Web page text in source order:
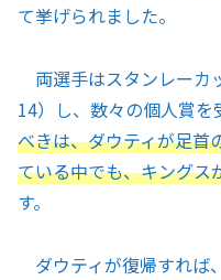
て挙げられました。
両選手はスタンレーカ
14）し、数々の個人賞を
べきは、ダウティが足首
ている中でも、キングス
す。
ダウティが復帰すれば